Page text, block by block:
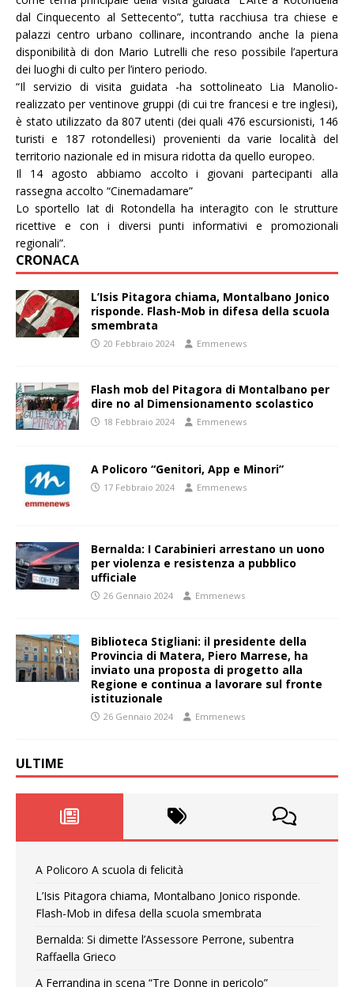
dal Cinquecento al Settecento”, tutta racchiusa tra chiese e
palazzi centro urbano collinare, incontrando anche la piena
disponibilità di don Mario Lutrelli che reso possibile l’apertura
dei luoghi di culto per l’intero periodo.
“Il servizio di visita guidata -ha sottolineato Lia Manolio-
realizzato per ventinove gruppi (di cui tre francesi e tre inglesi),
è stato utilizzato da 807 utenti (dei quali 476 escursionisti, 146
turisti e 187 rotondellesi) provenienti da varie località del
territorio nazionale ed in misura ridotta da quello europeo.
Il 14 agosto abbiamo accolto i giovani partecipanti alla
rassegna accolto “Cinemadamare”
Lo sportello Iat di Rotondella ha interagito con le strutture
ricettive e con i diversi punti informativi e promozionali
regionali”.
CRONACA
L’Isis Pitagora chiama, Montalbano Jonico
risponde. Flash-Mob in difesa della scuola
smembrata
20 Febbraio 2024 Emmenews
Flash mob del Pitagora di Montalbano per
dire no al Dimensionamento scolastico
18 Febbraio 2024 Emmenews
A Policoro “Genitori, App e Minori”
17 Febbraio 2024 Emmenews
Bernalda: I Carabinieri arrestano un uono
per violenza e resistenza a pubblico
ufficiale
26 Gennaio 2024 Emmenews
Biblioteca Stigliani: il presidente della
Provincia di Matera, Piero Marrese, ha
inviato una proposta di progetto alla
Regione e continua a lavorare sul fronte
istituzionale
26 Gennaio 2024 Emmenews
ULTIME
A Policoro A scuola di felicità
L’Isis Pitagora chiama, Montalbano Jonico risponde.
Flash-Mob in difesa della scuola smembrata
Bernalda: Si dimette l’Assessore Perrone, subentra
Raffaella Grieco
A Ferrandina in scena “Tre Donne in pericolo”